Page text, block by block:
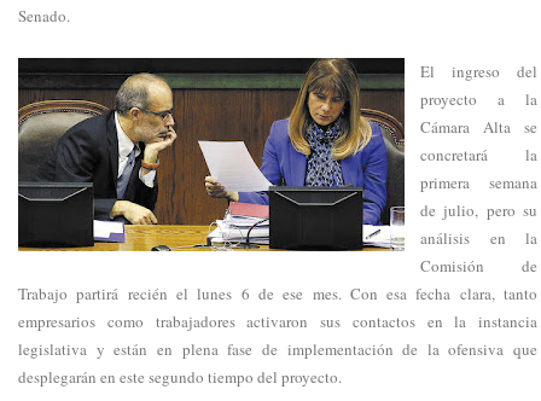
Senado.
El ingreso del
proyecto a la
Cámara Alta se
concretará la
primera semana
de julio, pero su
análisis en la
Comisión de
Trabajo partirá recién el lunes 6 de ese mes. Con esa fecha clara, tanto
empresarios como trabajadores activaron sus contactos en la instancia
legislativa y están en plena fase de implementación de la ofensiva que
desplegarán en este segundo tiempo del proyecto.